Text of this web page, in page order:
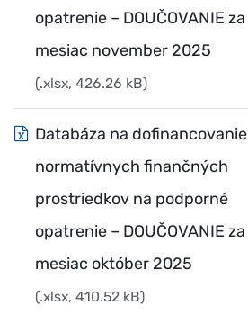
opatrenie – DOUČOVANIE za
mesiac november 2025
(.xlsx, 426.26 kB)
Databáza na dofinancovanie
normatívnych finančných
prostriedkov na podporné
opatrenie – DOUČOVANIE za
mesiac október 2025
(.xlsx, 410.52 kB)